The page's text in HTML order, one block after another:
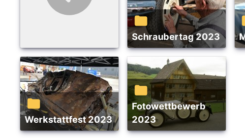
Schraubertag 2023
Werkstattfest 2023
Fotowettbewerb
2023